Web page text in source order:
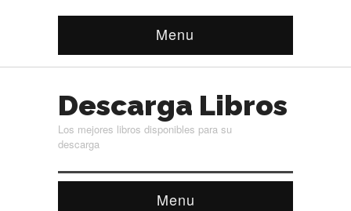
Menu
Descarga Libros
Los mejores libros disponibles para su
descarga
Menu